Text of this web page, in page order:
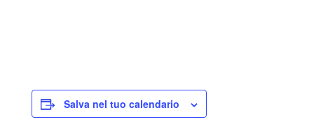
Salva nel tuo calendario